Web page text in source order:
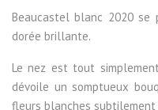
Beaucastel blanc 2020 se
dorée brillante.
Le nez est tout
dévoile un somptueux
fleurs blanches subtilement